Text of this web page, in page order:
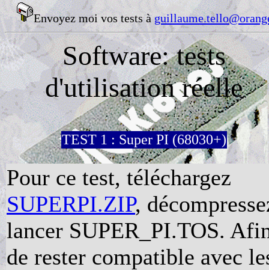
Envoyez moi vos tests à
Software: tests
d'utilisation réelle
TEST 1 : Super PI (68030+)
Pour ce test, téléchargez
SUPERPI.ZIP,
lancer SUPER_PI.TOS.
de rester compatible avec